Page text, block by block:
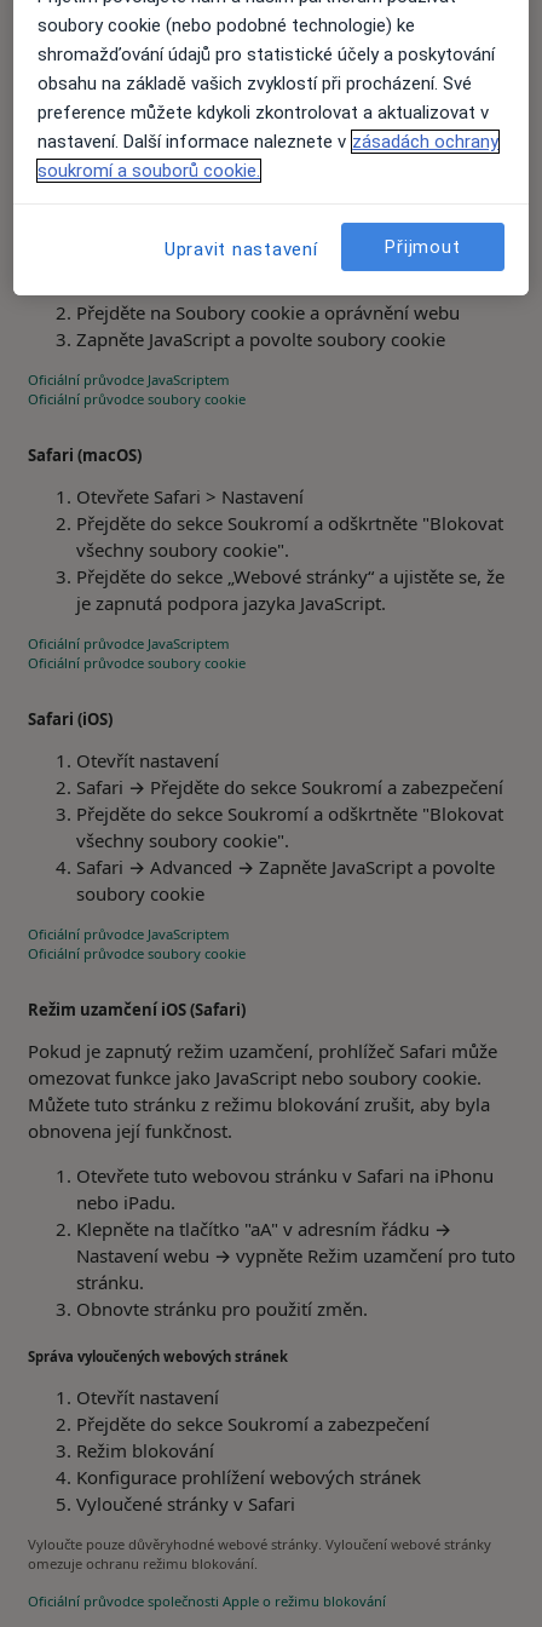
Přejděte do sekce Soukromí a zabezpečení
Přejděte na Soubory cookie a data webu a povolte
soubory cookie
Vyhledejte nastavení JavaScriptu a ujistěte se, že je
Oficiální průvodce JavaScriptem
Oficiální průvodce soubory cookie
Přejděte na Soubory cookie a oprávnění webu
Zapněte JavaScript a povolte soubory cookie
Oficiální průvodce JavaScriptem
Oficiální průvodce soubory cookie
Safari (macOS)
Otevřete Safari > Nastavení
Přejděte do sekce Soukromí a odškrtněte "Blokovat
všechny soubory cookie".
Přejděte do sekce „Webové stránky“ a ujistěte se, že
je zapnutá podpora jazyka JavaScript.
Oficiální průvodce JavaScriptem
Oficiální průvodce soubory cookie
Safari (iOS)
Otevřít nastavení
Safari → Přejděte do sekce Soukromí a zabezpečení
Přejděte do sekce Soukromí a odškrtněte "Blokovat
všechny soubory cookie".
Safari → Advanced → Zapněte JavaScript a povolte
soubory cookie
Oficiální průvodce JavaScriptem
Oficiální průvodce soubory cookie
Režim uzamčení iOS (Safari)
Pokud je zapnutý režim uzamčení, prohlížeč Safari může
omezovat funkce jako JavaScript nebo soubory cookie.
Můžete tuto stránku z režimu blokování zrušit, aby byla
obnovena její funkčnost.
Otevřete tuto webovou stránku v Safari na iPhonu
nebo iPadu.
Klepněte na tlačítko "aA" v adresním řádku →
Nastavení webu → vypněte Režim uzamčení pro tuto
stránku.
Obnovte stránku pro použití změn.
Správa vyloučených webových stránek
Otevřít nastavení
Přejděte do sekce Soukromí a zabezpečení
Režim blokování
Konfigurace prohlížení webových stránek
Vyloučené stránky v Safari
Vyloučte pouze důvěryhodné webové stránky. Vyloučení webové stránky
omezuje ochranu režimu blokování.
Oficiální průvodce společnosti Apple o režimu blokování
soubory cookie (nebo podobné technologie) ke
shromažďování údajů pro statistické účely a poskytování
obsahu na základě vašich zvyklostí při procházení. Své
preference můžete kdykoli zkontrolovat a aktualizovat v
nastavení. Další informace naleznete v zásadách ochrany
soukromí a souborů cookie.
Upravit nastavení Přijmout